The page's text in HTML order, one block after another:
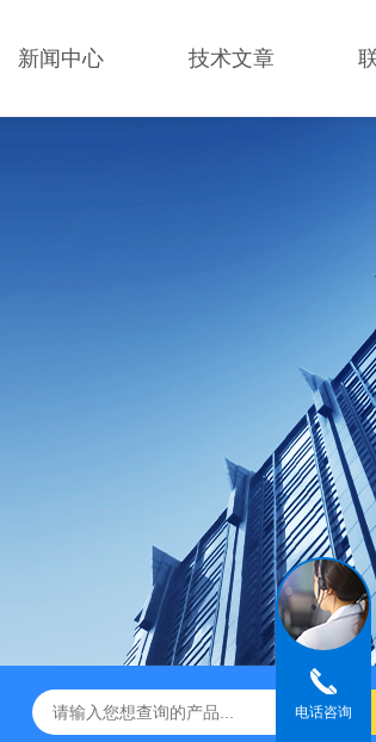
新闻中心 技术文章
XM-650T一体式超声波细胞粉碎仪 非接
电话咨询